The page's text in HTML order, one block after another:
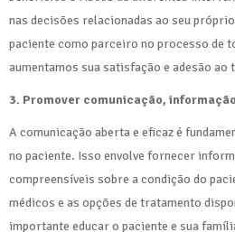
nas decisões relacionadas ao seu
paciente como parceiro no processo de
aumentamos sua satisfação e adesão ao
3. Promover comunicação,
A comunicação aberta e eficaz é
no paciente. Isso envolve fornecer
compreensíveis sobre a condição do
médicos e as opções de tratamento
importante educar o paciente e sua